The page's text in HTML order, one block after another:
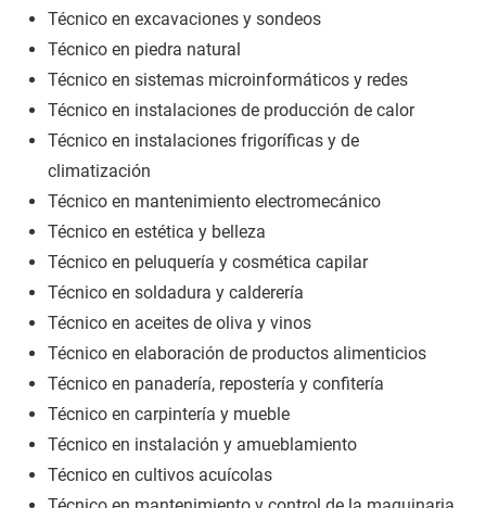
Técnico en excavaciones y sondeos
Técnico en piedra natural
Técnico en sistemas microinformáticos y redes
Técnico en instalaciones de producción de calor
Técnico en instalaciones frigoríficas y de
climatización
Técnico en mantenimiento electromecánico
Técnico en estética y belleza
Técnico en peluquería y cosmética capilar
Técnico en soldadura y calderería
Técnico en aceites de oliva y vinos
Técnico en elaboración de productos alimenticios
Técnico en panadería, repostería y confitería
Técnico en carpintería y mueble
Técnico en instalación y amueblamiento
Técnico en cultivos acuícolas